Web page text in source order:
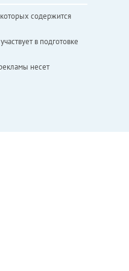
содержится
в подготовке
несет